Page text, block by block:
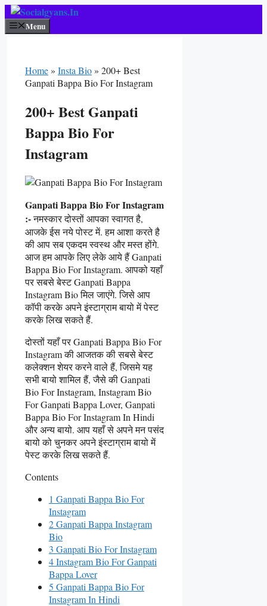
Skip
To
Content
Menu
Home» Insta Bio» 200+ Best
Ganpati Bappa Bio For Instagram
200+ Best Ganpati
Bappa Bio For
Instagram
Ganpati Bappa Bio For Instagram
:-नमस्कार दोस्तों आपका स्वागत है,
आजके ईस नये पोस्ट में. हम आशा करते है
की आप सब एकदम स्वस्थ और मस्त होंगे.
आज हम आपके लिए लेके आये हैं Ganpati
Bappa Bio For Instagram. आपको यहाँ
पर सबसे बेस्ट Ganpati Bappa
Instagram Bio मिल जाएंगे. जिसे आप
कॉपी करके अपने इंस्टाग्राम बायो में पेस्ट
करके लिख सकते हैं.
दोस्तों यहाँ पर Ganpati Bappa Bio For
Instagram की आजतक की सबसे बेस्ट
कलेक्शन शेयर करने वाले हैं, जिसमे यह
सभी बायो शामिल हैं, जैसे की Ganpati
Bio For Instagram, Instagram Bio
For Ganpati Bappa Lover, Ganpati
Bappa Bio For Instagram In Hindi
और अन्य बायो. आप यहाँ से अपने मन पसंद
बायो को चुनकर अपने इंस्टाग्राम बायो में
पेस्ट करके लिख सकते हैं.
Contents
1 Ganpati Bappa Bio For
Instagram
2 Ganpati Bappa Instagram
Bio
3 Ganpati Bio For Instagram
4 Instagram Bio For Ganpati
Bappa Lover
5 Ganpati Bappa Bio For
Instagram In Hindi